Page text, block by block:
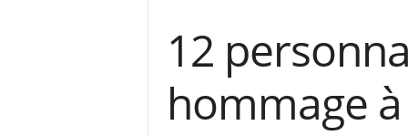
12
hommage